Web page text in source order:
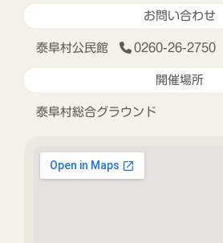
お問い合わせ
泰阜村公民館 0260-26-2750
開催場所
泰阜村総合グラウンド